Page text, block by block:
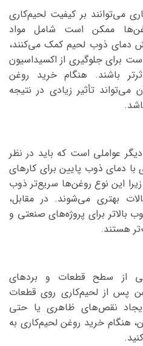
می‌توانند بر کیفیت لحیم‌کاری
ممکن است شامل مواد
دمای ذوب لحیم کمک می‌کنند،
برای جلوگیری از اکسیداسیون
باشند. هنگام خرید روغن
می‌تواند تأثیر زیادی در نتیجه
عواملی است که باید در نظر
دمای ذوب پایین برای کارهای
این نوع روغن‌ها سریع‌تر ذوب
بهتری می‌شوند. در مقابل،
بالاتر برای پروژه‌های صنعتی و
هستند.
از سطح قطعات و بردهای
پس از لحیم‌کاری روی قطعات
ایجاد نقص‌های ظاهری یا حتی
هنگام خرید روغن لحیم‌کاری به